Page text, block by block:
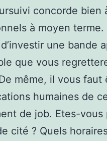
concorde bien
à moyen terme.
une bande
que vous
même, il vous faut
humaines de
de job. Etes-vous
cité ? Quels